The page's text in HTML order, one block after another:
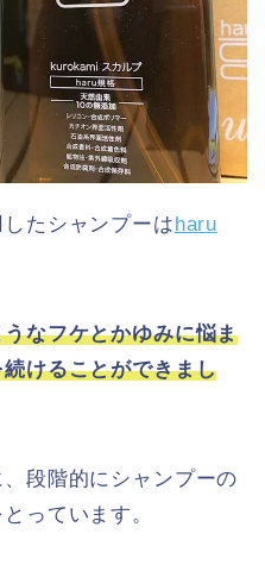
たシャンプーはharu
なフケとかゆみに悩ま
けることができまし
段階的にシャンプーの
っています。